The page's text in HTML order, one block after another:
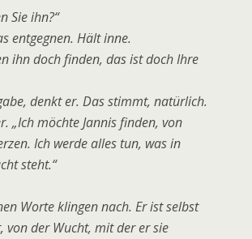
Sie ihn?“
entgegnen. Hält inne.
ihn doch finden, das ist doch Ihre
denkt er. Das stimmt, natürlich.
„Ich möchte Jannis finden, von
Ich werde alles tun, was in
steht.“
Worte klingen nach. Er ist selbst
von der Wucht, mit der er sie